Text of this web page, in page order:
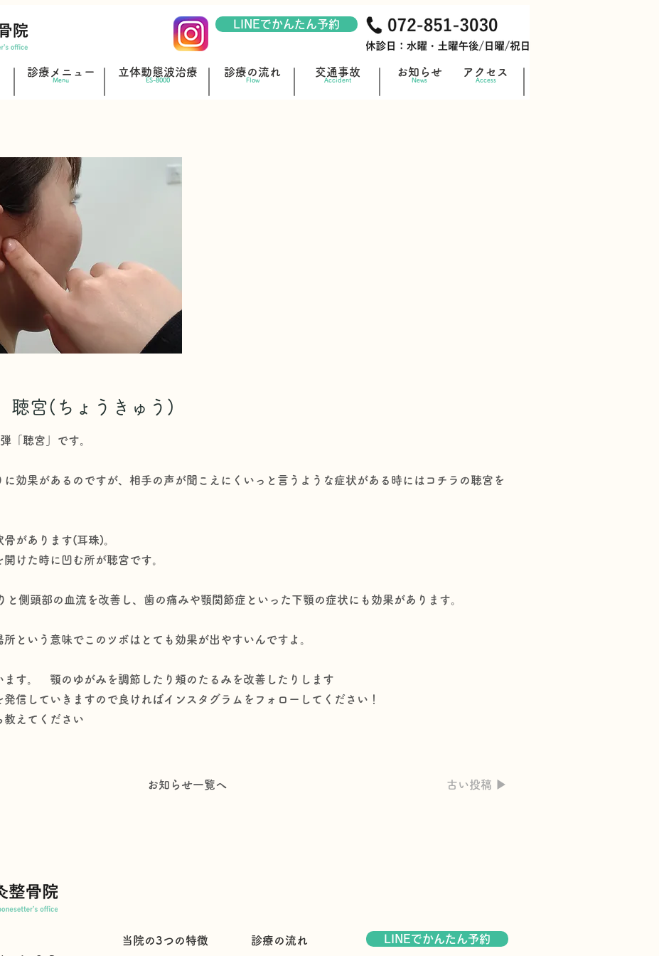
LINEでかんたん予約
診療メニュー
Menu
立体動態波治療
ES-8000
診療の流れ
Flow
交通事故
Accident News
お知らせ アクセス
Access
聴宮(ちょうきゅう)
「聴宮」です。
効果があるのですが、相手の声が聞こえにくいっと言うような症状がある時にはコチラの聴宮を
があります(耳珠)。
けた時に凹む所が聴宮です。
側頭部の血流を改善し、歯の痛みや顎関節症といった下顎の症状にも効果があります。
という意味でこのツボはとても効果が出やすいんですよ。
ます。 顎のゆがみを調節したり頬のたるみを改善したりします
信していきますので良ければインスタグラムをフォローしてください！
教えてください
お知らせ一覧へ 古い投稿 ▶︎
​当院の3つの特徴 診療の流れ LINEでかんたん予約